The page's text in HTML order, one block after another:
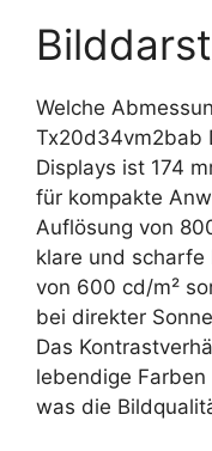
Welche
Tx20d34vm2bab
Displays ist 174
für kompakte
Auflösung von
klare und scharfe
von 600 cd/m²
bei direkter
Das
lebendige
was die